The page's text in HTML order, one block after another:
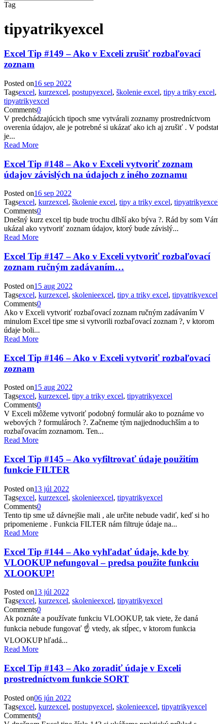
Tag
tipyatrikyexcel
Excel Tip #149 – Ako v Exceli zrušiť rozbaľovací
zoznam
Posted on16 sep 2022
Tagsexcel, kurzexcel, postupyexcel, školenie excel, tipy a triky excel,
tipyatrikyexcel
Comments0
V predchádzajúcich tipoch sme vytvárali zoznamy prostredníctvom
overenia údajov, ale je potrebné si ukázať ako ich aj zrušiť . V
je...
Read More
Excel Tip #148 – Ako v Exceli vytvoriť zoznam
údajov závislých na údajoch z iného zoznamu
Posted on16 sep 2022
Tagsexcel, kurzexcel, školenie excel, tipy a triky excel,
Comments0
Dnešný kurz excel tip bude trochu dlhší ako býva ?. Rád by som
ukázal ako vytvoriť zoznam údajov, ktorý bude závislý...
Read More
Excel Tip #147 – Ako v Exceli vytvoriť rozbaľovací
zoznam ručným zadávaním…
Posted on15 aug 2022
Tagsexcel, kurzexcel, skolenieexcel, tipy a triky excel, tipyatrikyexcel
Comments0
Ako v Exceli vytvoriť rozbaľovací zoznam ručným zadávaním V
minulom Excel tipe sme si vytvorili rozbaľovací zoznam ?, v ktorom
údaje boli...
Read More
Excel Tip #146 – Ako v Exceli vytvoriť rozbaľovací
zoznam
Posted on15 aug 2022
Tagsexcel, kurzexcel, tipy a triky excel, tipyatrikyexcel
Comments0
V Exceli môžeme vytvoriť podobný formulár ako to poznáme vo
webových ? formulároch ?. Začneme tým najjednoduchším a to
rozbaľovacím zoznamom. Ten...
Read More
Excel Tip #145 – Ako vyfiltrovať údaje použitím
funkcie FILTER
Posted on13 júl 2022
Tagsexcel, kurzexcel, skolenieexcel, tipyatrikyexcel
Comments0
Tento tip sme už dávnejšie mali , ale určite nebude vadiť, keď si ho
pripomenieme . Funkcia FILTER nám filtruje údaje na...
Read More
Excel Tip #144 – Ako vyhľadať údaje, kde by
VLOOKUP nefungoval – predsa použite funkciu
XLOOKUP!
Posted on13 júl 2022
Tagsexcel, kurzexcel, skolenieexcel, tipyatrikyexcel
Comments0
Ak poznáte a používate funkciu VLOOKUP, tak viete, že daná
funkcia nebude fungovať ☝ vtedy, ak stĺpec, v ktorom funkcia
VLOOKUP hľadá...
Read More
Excel Tip #143 – Ako zoradiť údaje v Exceli
prostredníctvom funkcie SORT
Posted on06 jún 2022
Tagsexcel, kurzexcel, postupyexcel, skolenieexcel, tipyatrikyexcel
Comments0